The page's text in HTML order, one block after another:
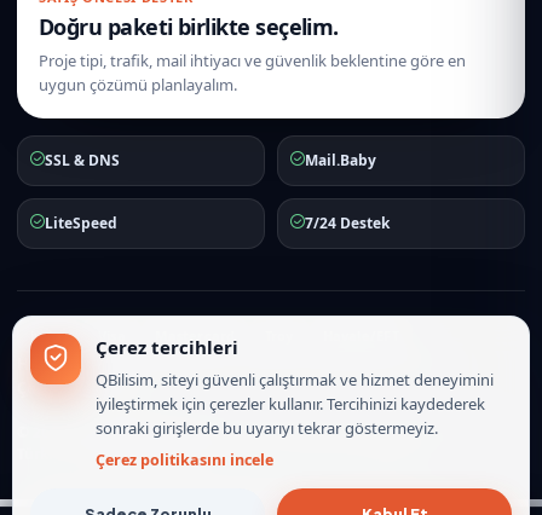
Doğru paketi birlikte seçelim.
Proje tipi, trafik, mail ihtiyacı ve güvenlik beklentine göre en
uygun çözümü planlayalım.
SSL & DNS Mail.Baby
LiteSpeed 7/24 Destek
iyzico
Hakkımızda
Çerez Politikası
© 2010-2026QBilisim.Comİnternet Hizmetleri. Tüm hakları saklıdır.
Türkiye lokasyonlu hosting, mail ve sunucu operasyonları.
Çerez tercihleri
QBilisim, siteyi güvenli çalıştırmak ve hizmet deneyimini
iyileştirmek için çerezler kullanır. Tercihinizi kaydederek
sonraki girişlerde bu uyarıyı tekrar göstermeyiz.
Çerez politikasını incele